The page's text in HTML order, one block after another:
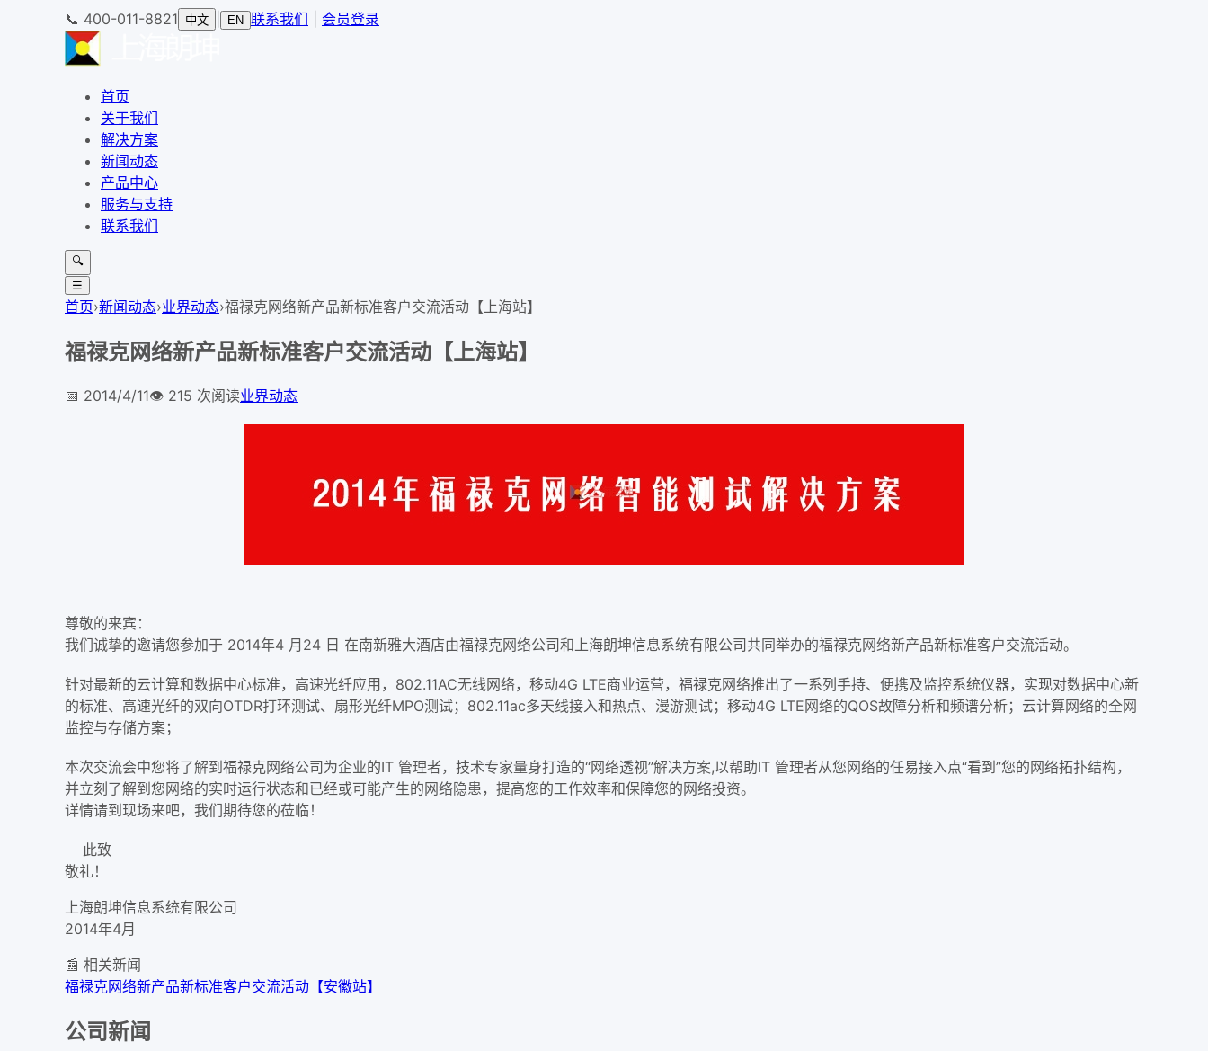
📞 400-011-8821 中文 EN 联系我们 会员登录
首页
关于我们
解决方案
新闻动态
产品中心
服务与支持
联系我们
🔍
☰
首页›新闻动态›业界动态›福禄克网络新产品新标准客户交流活动【上海站】
福禄克网络新产品新标准客户交流活动【上海站】
📅 2014/4/11👁️ 215 次阅读业界动态
尊敬的来宾：
我们诚挚的邀请您参加于 2014年4 月24 日 在南新雅大酒店由福禄克网络公司和上海朗坤信息系统有限公司共同举办的福禄克网络新产品新标准客户交流活动。
针对最新的云计算和数据中心标准，高速光纤应用，802.11AC无线网络，移动4G LTE商业运营，福禄克网络推出了一系列手持、便携及监控系统仪器，实现对数据中心新
的标准、高速光纤的双向OTDR打环测试、扇形光纤MPO测试；802.11ac多天线接入和热点、漫游测试；移动4G LTE网络的QOS故障分析和频谱分析；云计算网络的全网
监控与存储方案；
本次交流会中您将了解到福禄克网络公司为企业的IT 管理者，技术专家量身打造的“网络透视”解决方案,以帮助IT 管理者从您网络的任易接入点“看到”您的网络拓扑结构，
并立刻了解到您网络的实时运行状态和已经或可能产生的网络隐患，提高您的工作效率和保障您的网络投资。
详情请到现场来吧，我们期待您的莅临！
此致
敬礼！
上海朗坤信息系统有限公司
2014年4月
📰 相关新闻
福禄克网络新产品新标准客户交流活动【安徽站】
公司新闻